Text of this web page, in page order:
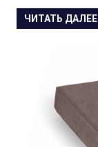
ЧИТАТЬ ДАЛЕЕ